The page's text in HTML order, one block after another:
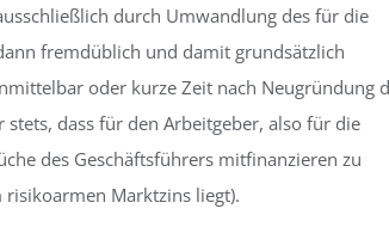
durch Umwandlung des für die
fremdüblich und damit grundsätzlich
oder kurze Zeit nach Neugründung
dass für den Arbeitgeber, also für die
des Geschäftsführers mitfinanzieren zu
Marktzins liegt).